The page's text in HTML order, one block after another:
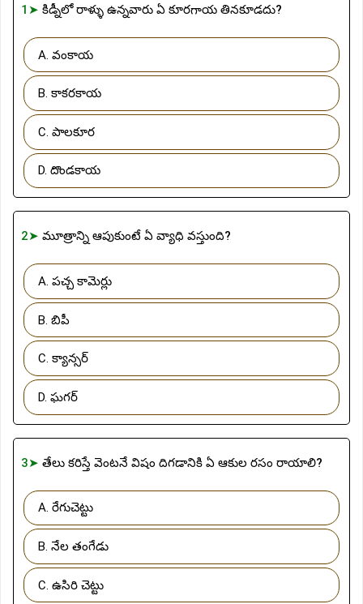
1➤ కిడ్నీలో రాళ్ళు ఉన్నవారు ఏ కూరగాయ తినకూడదు?
A. వంకాయ
B. కాకరకాయ
C. పాలకూర
D. దొండకాయ
2➤ మూత్రాన్ని ఆపుకుంటే ఏ వ్యాధి వస్తుంది?
A. పచ్చ కామెర్లు
B. బిపీ
C. క్యాన్సర్
D. ఘగర్
3➤ తేలు కరిస్తే వెంటనే విషం దిగడానికి ఏ ఆకుల రసం రాయాలి?
A. రేగుచెట్టు
B. నేల తంగేడు
C. ఉసిరి చెట్టు